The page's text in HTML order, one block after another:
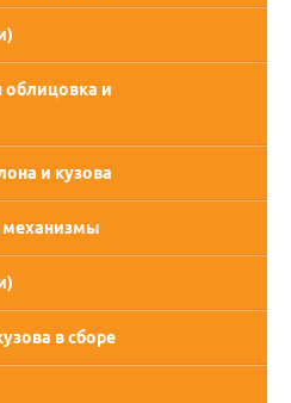
облицовка и
и кузова
механизмы
в сборе